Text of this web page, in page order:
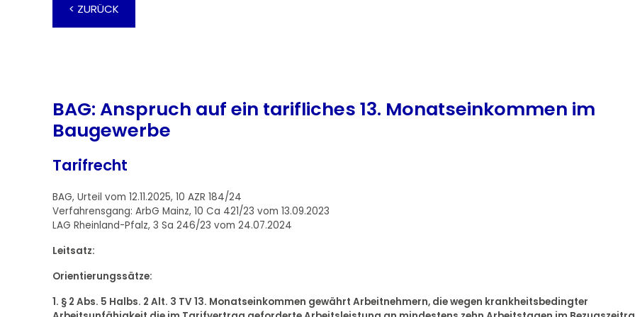
< ZURÜCK
BAG: Anspruch auf ein tarifliches 13. Monatseinkommen im
Baugewerbe
Tarifrecht
BAG, Urteil vom 12.11.2025, 10 AZR 184/24
Verfahrensgang: ArbG Mainz, 10 Ca 421/23 vom 13.09.2023
LAG Rheinland-Pfalz, 3 Sa 246/23 vom 24.07.2024
Leitsatz:
Orientierungssätze:
1. § 2 Abs. 5 Halbs. 2 Alt. 3 TV 13. Monatseinkommen gewährt Arbeitnehmern, die wegen krankheitsbedingter